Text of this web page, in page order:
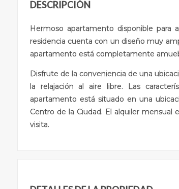
DESCRIPCIÓN
Hermoso apartamento disponible para
residencia cuenta con un diseño muy
apartamento está completamente
Disfrute de la conveniencia de una
la relajación al aire libre. Las
apartamento está situado en una
Centro de la Ciudad. El alquiler mensual
visita.